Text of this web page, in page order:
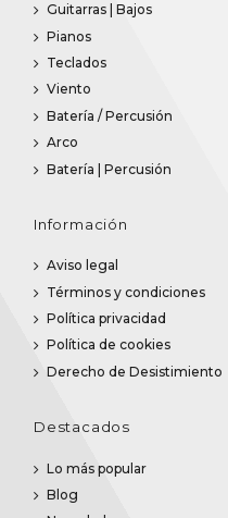
Guitarras | Bajos
Pianos
Teclados
Viento
Batería / Percusión
Arco
Batería | Percusión
Información
Aviso legal
Términos y condiciones
Política privacidad
Política de cookies
Derecho de Desistimiento
Destacados
Lo más popular
Blog